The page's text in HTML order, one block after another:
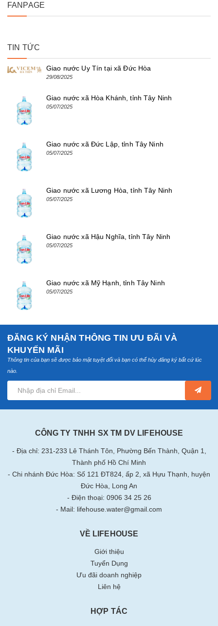
FANPAGE
TIN TỨC
Giao nước Uy Tín tại xã Đức Hòa
29/08/2025
Giao nước xã Hòa Khánh, tỉnh Tây Ninh
05/07/2025
Giao nước xã Đức Lập, tỉnh Tây Ninh
05/07/2025
Giao nước xã Lương Hòa, tỉnh Tây Ninh
05/07/2025
Giao nước xã Hậu Nghĩa, tỉnh Tây Ninh
05/07/2025
Giao nước xã Mỹ Hạnh, tỉnh Tây Ninh
05/07/2025
ĐĂNG KÝ NHẬN THÔNG TIN ƯU ĐÃI VÀ
KHUYẾN MÃI
Thông tin của bạn sẽ được bảo mật tuyệt đối và bạn có thể hủy đăng ký bất cứ lúc
nào.
CÔNG TY TNHH SX TM DV LIFEHOUSE
- Địa chỉ: 231-233 Lê Thánh Tôn, Phường Bến Thành, Quận 1,
Thành phố Hồ Chí Minh
- Chi nhánh Đức Hòa: Số 121 ĐT824, ấp 2, xã Hựu Thạnh, huyện
Đức Hòa, Long An
- Điện thoại: 0906 34 25 26
- Mail: lifehouse.water@gmail.com
VỀ LIFEHOUSE
Giới thiệu
Tuyển Dụng
Ưu đãi doanh nghiệp
Liên hệ
HỢP TÁC